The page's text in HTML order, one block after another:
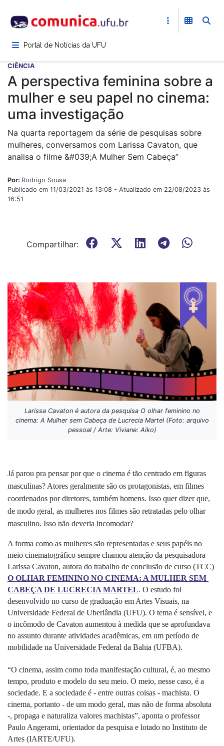
para
conteúdoPortal de Notícias da UFU
CIÊNCIA
A perspectiva feminina sobre a
mulher e seu papel no cinema:
uma investigação
Na quarta reportagem da série de pesquisas sobre
mulheres, conversamos com Larissa Cavaton, que
analisa o filme &#039;A Mulher Sem Cabeça”
Por: Rodrigo Sousa
Publicado em 11/03/2021 às 13:08 - Atualizado em 22/08/2023 às
16:51
Compartilhar:
Larissa Cavaton é autora da pesquisa O olhar feminino no
cinema: A Mulher sem Cabeça de Lucrecia Martel (Foto: arquivo
pessoal / Arte: Viviane: Aiko)
Já parou pra pensar por que o cinema é tão centrado em figuras
masculinas? Atores geralmente são os protagonistas, em filmes
coordenados por diretores, também homens. Isso quer dizer que,
de modo geral, as mulheres nos filmes são retratadas pelo olhar
masculino. Isso não deveria incomodar?
A forma como as mulheres são representadas e seus papéis no
meio cinematográfico sempre chamou atenção da pesquisadora
O OLHAR FEMININO NO CINEMA: A MULHER SEM
CABEÇA DE LUCRECIA MARTEL. O estudo foi
desenvolvido no curso de graduação em Artes Visuais, na
Universidade Federal de Uberlândia (UFU). O tema é sensível, e
o incômodo de Cavaton aumentou à medida que se aprofundava
no assunto durante atividades acadêmicas, em um período de
mobilidade na Universidade Federal da Bahia (UFBA).
“O cinema, assim como toda manifestação cultural, é, ao mesmo
tempo, produto e modelo do seu meio. O meio, nesse caso, é a
sociedade. E a sociedade é - entre outras coisas - machista. O
cinema, portanto - de um modo geral, mas não de forma absoluta
-, propaga e naturaliza valores machistas”, aponta o professor
Paulo Angerami, orientador da pesquisa e lotado no Instituto de
Artes (IARTE/UFU).